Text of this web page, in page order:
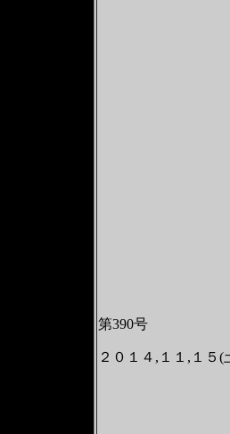
第390号
２０１４,１１,１５(